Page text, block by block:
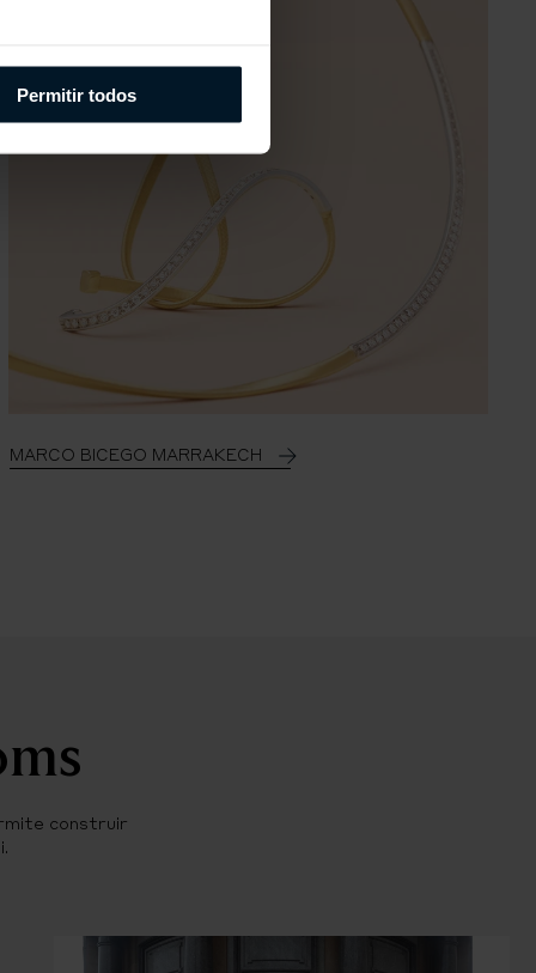
Permitir todos
MARCO BICEGO MARRAKECH
construir